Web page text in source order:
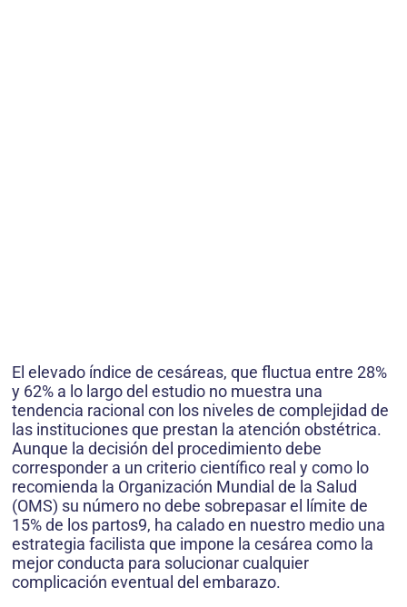
El elevado índice de cesáreas, que fluctua entre 28%
y 62% a lo largo del estudio no muestra una
tendencia racional con los niveles de complejidad de
las instituciones que prestan la atención obstétrica.
Aunque la decisión del procedimiento debe
corresponder a un criterio científico real y como lo
recomienda la Organización Mundial de la Salud
(OMS) su número no debe sobrepasar el límite de
15% de los partos9, ha calado en nuestro medio una
estrategia facilista que impone la cesárea como la
mejor conducta para solucionar cualquier
complicación eventual del embarazo.